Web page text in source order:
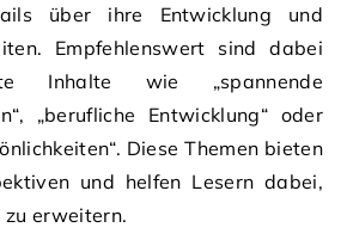
über ihre Entwicklung und
Empfehlenswert sind dabei
Inhalte wie „spannende
„berufliche Entwicklung“ oder
Diese Themen bieten
und helfen Lesern dabei,
erweitern.